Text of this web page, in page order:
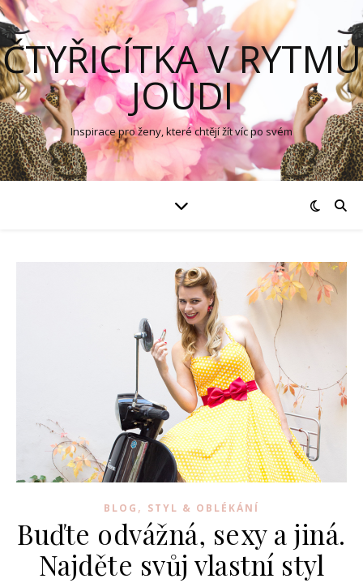
ČTYŘICÍTKA V RYTMU
JOUDI
Inspirace pro ženy, které chtějí žít víc po svém
BLOG , STYL & OBLÉKÁNÍ
Buďte odvážná, sexy a jiná.
Najděte svůj vlastní styl